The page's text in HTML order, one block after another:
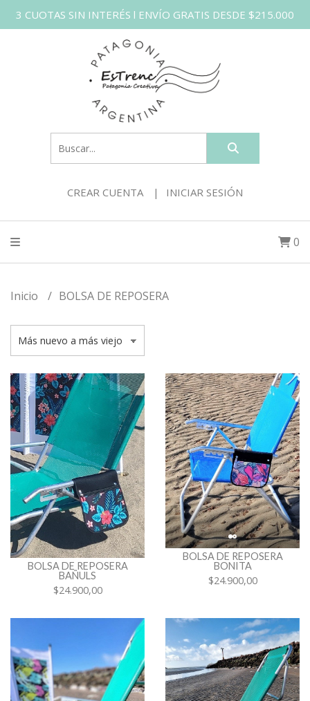
3 CUOTAS SIN INTERÉS l ENVÍO GRATIS DESDE $215.000
CREAR CUENTA INICIAR SESIÓN
0
Inicio BOLSA DE REPOSERA
BOLSA DE REPOSERA
BAÑULS
$24.900,00
BOLSA DE REPOSERA
BONITA
$24.900,00